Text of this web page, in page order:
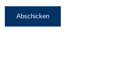
Abschicken